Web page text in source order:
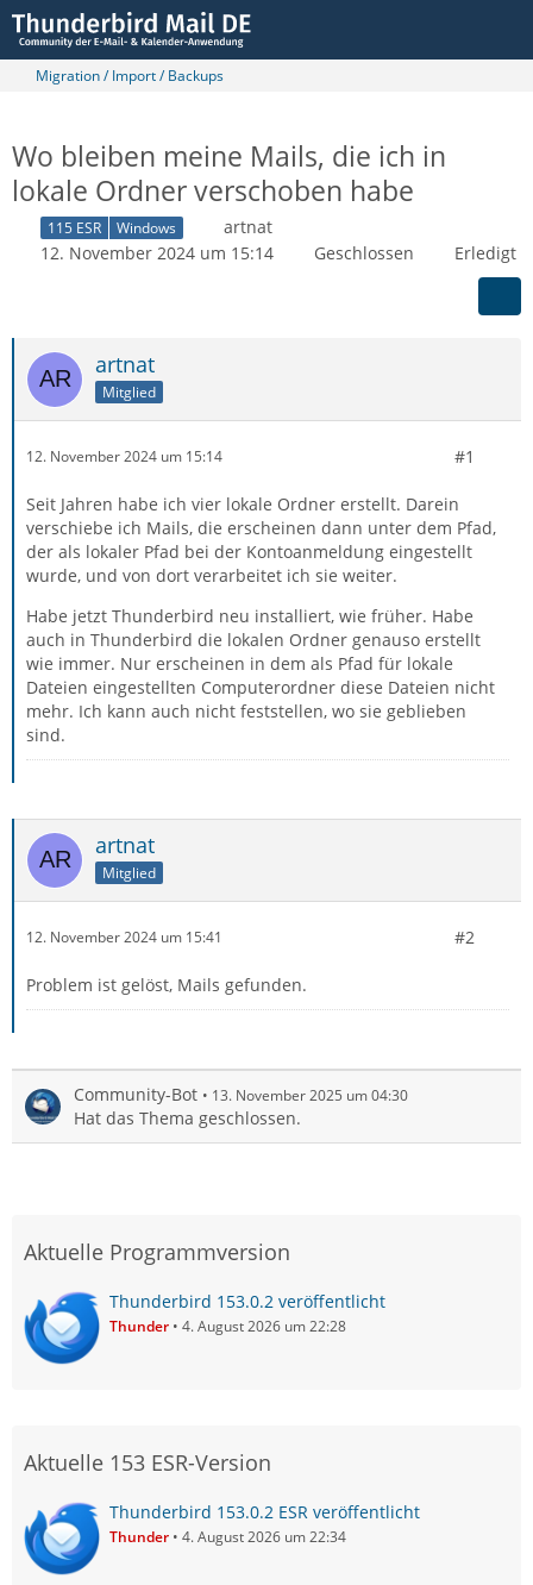
Migration / Import / Backups
Wo bleiben meine Mails, die ich in
lokale Ordner verschoben habe
115 ESR Windows
artnat
12. November 2024 um 15:14
Geschlossen Erledigt
artnat
Mitglied
12. November 2024 um 15:14 #1
Seit Jahren habe ich vier lokale Ordner erstellt. Darein
verschiebe ich Mails, die erscheinen dann unter dem Pfad,
der als lokaler Pfad bei der Kontoanmeldung eingestellt
wurde, und von dort verarbeitet ich sie weiter.
Habe jetzt Thunderbird neu installiert, wie früher. Habe
auch in Thunderbird die lokalen Ordner genauso erstellt
wie immer. Nur erscheinen in dem als Pfad für lokale
Dateien eingestellten Computerordner diese Dateien nicht
mehr. Ich kann auch nicht feststellen, wo sie geblieben
sind.
artnat
Mitglied
12. November 2024 um 15:41 #2
Problem ist gelöst, Mails gefunden.
Community-Bot 13. November 2025 um 04:30
Hat das Thema geschlossen.
Aktuelle Programmversion
Thunderbird 153.0.2 veröffentlicht
Thunder 4. August 2026 um 22:28
Aktuelle 153 ESR-Version
Thunderbird 153.0.2 ESR veröffentlicht
Thunder 4. August 2026 um 22:34